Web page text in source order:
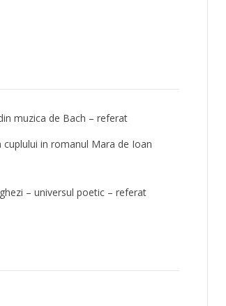
muzica de Bach – referat
cuplului in romanul Mara de Ioan
– universul poetic – referat